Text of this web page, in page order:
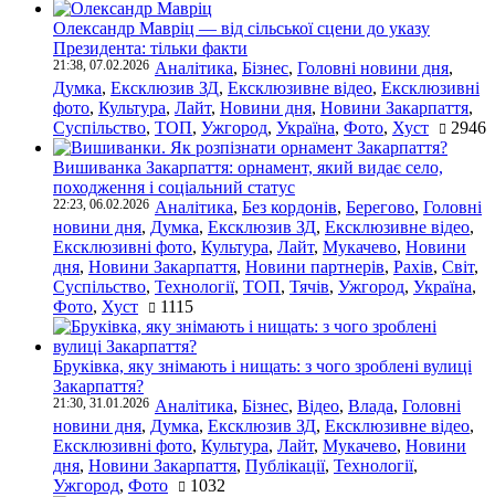
Олександр Мавріц — від сільської сцени до указу
Президента: тільки факти
21:38, 07.02.2026 Аналітика, Бізнес, Головні новини дня,
Думка, Ексклюзив ЗД, Ексклюзивне відео, Ексклюзивні
фото, Культура, Лайт, Новини дня, Новини Закарпаття,
Суспільство, ТОП, Ужгород, Україна, Фото, Хуст 2946
Вишиванка Закарпаття: орнамент, який видає село,
походження і соціальний статус
22:23, 06.02.2026 Аналітика, Без кордонів, Берегово, Головні
новини дня, Думка, Ексклюзив ЗД, Ексклюзивне відео,
Ексклюзивні фото, Культура, Лайт, Мукачево, Новини
дня, Новини Закарпаття, Новини партнерів, Рахів, Світ,
Суспільство, Технології, ТОП, Тячів, Ужгород, Україна,
Фото, Хуст 1115
Бруківка, яку знімають і нищать: з чого зроблені вулиці
Закарпаття?
21:30, 31.01.2026 Аналітика, Бізнес, Відео, Влада, Головні
новини дня, Думка, Ексклюзив ЗД, Ексклюзивне відео,
Ексклюзивні фото, Культура, Лайт, Мукачево, Новини
дня, Новини Закарпаття, Публікації, Технології,
Ужгород, Фото 1032